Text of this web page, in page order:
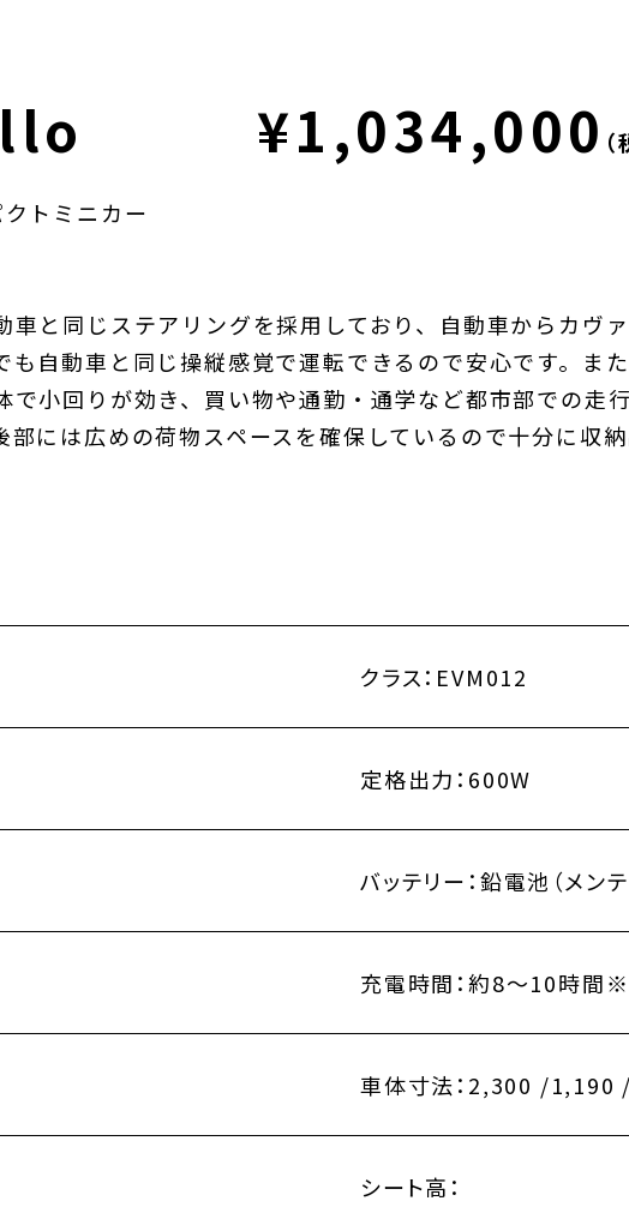
¥1,034,000（
トミニカー
車と同じステアリングを採用しており、自動車からカヴ
も自動車と同じ操縦感覚で運転できるので安心です。ま
で小回りが効き、買い物や通勤・通学など都市部での走
部には広めの荷物スペースを確保しているので十分に収
クラス： EVM012
定格出力： 600W
バッテリー：鉛電池（メン
充電時間：約8～10時間
車体寸法： 2,300 /1,190
シート高：